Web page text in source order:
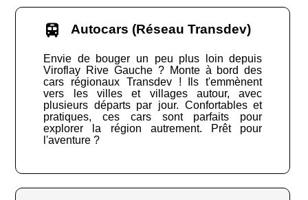
Autocars (Réseau Transdev)
Envie de bouger un peu plus loin depuis
Viroflay Rive Gauche ? Monte à bord des
cars régionaux Transdev ! Ils t'emmènent
vers les villes et villages autour, avec
plusieurs départs par jour. Confortables et
pratiques, ces cars sont parfaits pour
explorer la région autrement. Prêt pour
l'aventure ?